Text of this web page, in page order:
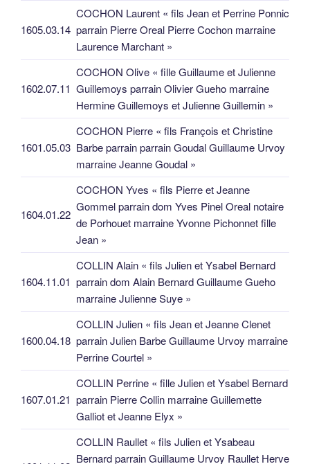
1605.03.14
COCHON Laurent « fils Jean et Perrine Ponnic
parrain Pierre Oreal Pierre Cochon marraine
Laurence Marchant »
1602.07.11
COCHON Olive « fille Guillaume et Julienne
Guillemoys parrain Olivier Gueho marraine
Hermine Guillemoys et Julienne Guillemin »
1601.05.03
COCHON Pierre « fils François et Christine
Barbe parrain parrain Goudal Guillaume Urvoy
marraine Jeanne Goudal »
1604.01.22
COCHON Yves « fils Pierre et Jeanne
Gommel parrain dom Yves Pinel Oreal notaire
de Porhouet marraine Yvonne Pichonnet fille
Jean »
1604.11.01
COLLIN Alain « fils Julien et Ysabel Bernard
parrain dom Alain Bernard Guillaume Gueho
marraine Julienne Suye »
1600.04.18
COLLIN Julien « fils Jean et Jeanne Clenet
parrain Julien Barbe Guillaume Urvoy marraine
Perrine Courtel »
1607.01.21
COLLIN Perrine « fille Julien et Ysabel Bernard
parrain Pierre Collin marraine Guillemette
Galliot et Jeanne Elyx »
COLLIN Raullet « fils Julien et Ysabeau
Bernard parrain Guillaume Urvoy Raullet Herve